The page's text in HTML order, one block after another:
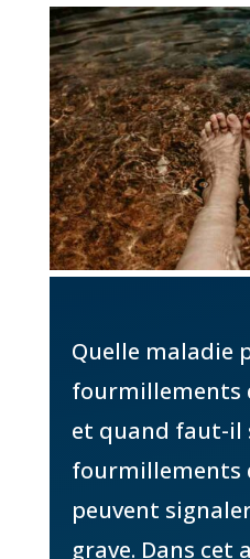
Quelle maladie
fourmillements
et quand faut-il
fourmillements
peuvent
grave. Dans cet